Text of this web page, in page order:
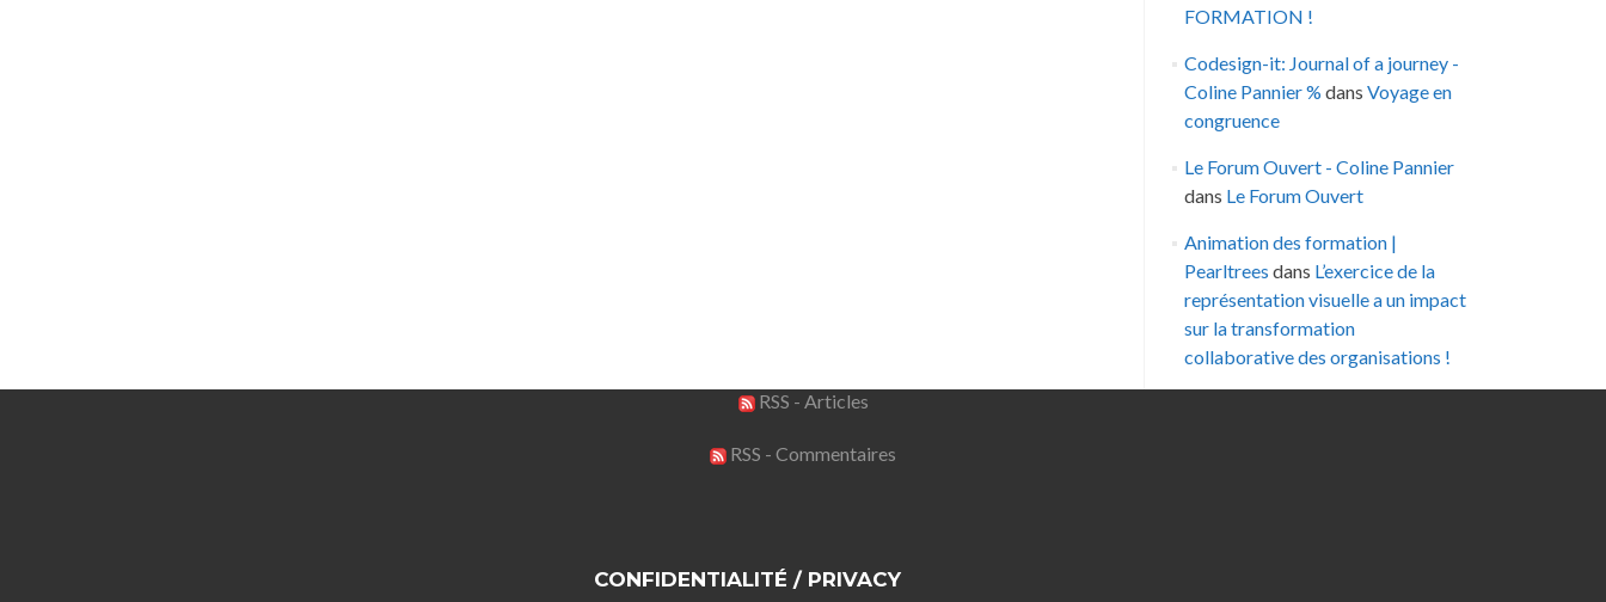
FORMATION !
Codesign-it: Journal of a journey -
Coline Pannier % dans Voyage en
congruence
Le Forum Ouvert - Coline Pannier
dans Le Forum Ouvert
Animation des formation |
Pearltrees dans L’exercice de la
représentation visuelle a un impact
sur la transformation
collaborative des organisations !
RSS - Articles
RSS - Commentaires
CONFIDENTIALITÉ / PRIVACY